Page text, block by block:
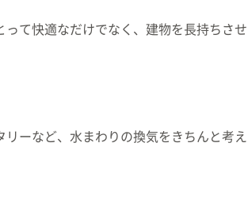
て快適なだけでなく、建物を長持ちさせ
ーなど、水まわりの換気をきちんと考え